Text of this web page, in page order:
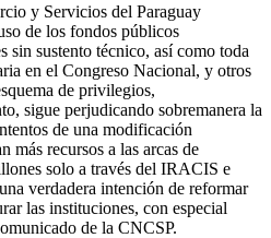
y Servicios del Paraguay
de los fondos públicos
sin sustento técnico, así como toda
en el Congreso Nacional, y otros
de privilegios,
sigue perjudicando sobremanera la
de una modificación
más recursos a las arcas de
solo a través del IRACIS e
verdadera intención de reformar
las instituciones, con especial
de la CNCSP.